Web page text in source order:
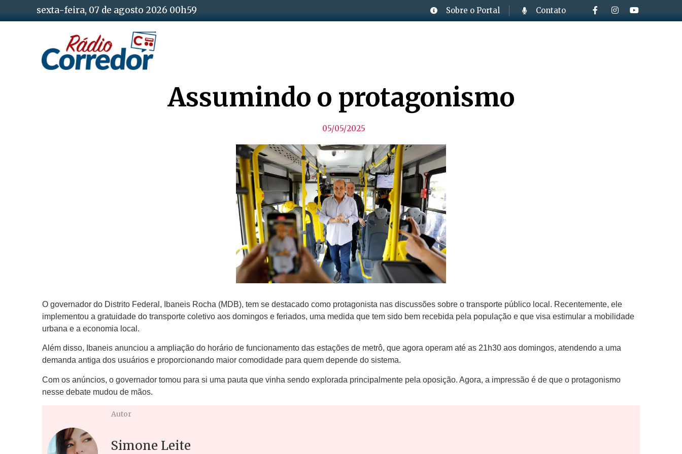
sexta-feira, 07 de agosto 2026 00h59 Sobre o Portal Contato
Assumindo o protagonismo
05/05/2025
O governador do Distrito Federal, Ibaneis Rocha (MDB), tem se destacado como protagonista nas discussões sobre o transporte público local. Recentemente, ele
implementou a gratuidade do transporte coletivo aos domingos e feriados, uma medida que tem sido bem recebida pela população e que visa estimular a mobilidade
urbana e a economia local.
Além disso, Ibaneis anunciou a ampliação do horário de funcionamento das estações de metrô, que agora operam até as 21h30 aos domingos, atendendo a uma
demanda antiga dos usuários e proporcionando maior comodidade para quem depende do sistema.
Com os anúncios, o governador tomou para si uma pauta que vinha sendo explorada principalmente pela oposição. Agora, a impressão é de que o protagonismo
nesse debate mudou de mãos.
Autor
Simone Leite